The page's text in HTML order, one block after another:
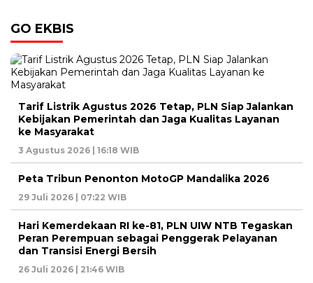
GO EKBIS
Tarif Listrik Agustus 2026 Tetap, PLN Siap Jalankan
Kebijakan Pemerintah dan Jaga Kualitas Layanan
ke Masyarakat
3 Agustus 2026 | 16:18 WIB
Peta Tribun Penonton MotoGP Mandalika 2026
29 Juli 2026 | 07:22 WIB
Hari Kemerdekaan RI ke-81, PLN UIW NTB Tegaskan
Peran Perempuan sebagai Penggerak Pelayanan
dan Transisi Energi Bersih
26 Juli 2026 | 21:46 WIB